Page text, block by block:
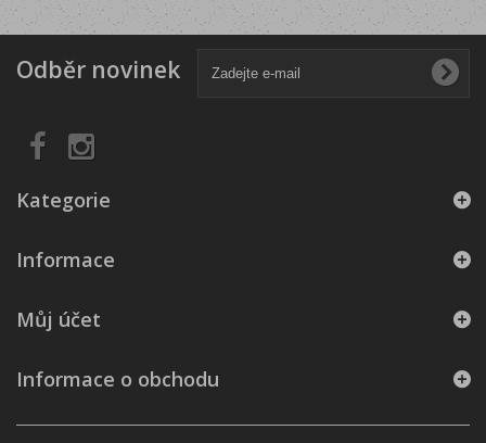
Odběr novinek
Kategorie
Informace
Můj účet
Informace o obchodu